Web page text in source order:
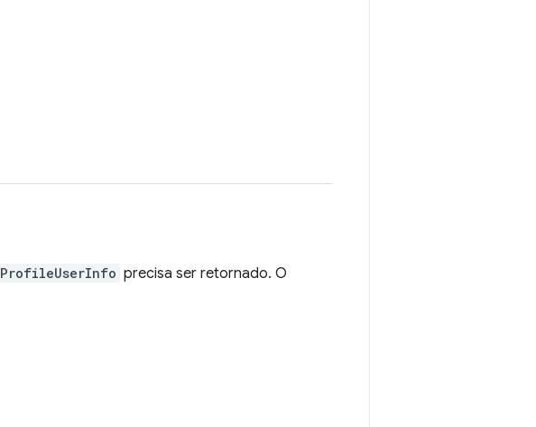
ProfileUserInfo precisa ser retornado. O